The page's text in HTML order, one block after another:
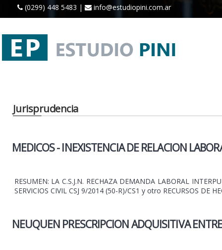
(0299) 448 5483 | info@estudiopini.com.ar
Jurisprudencia
MEDICOS - INEXISTENCIA DE RELACION
RESUMEN: LA C.S.J.N. RECHAZA DEMANDA LABORAL
SERVICIOS CIVIL CSJ 9/2014 (50-R)/CS1 y otro RECURSOS DE
NEUQUEN PRESCRIPCION ADQUISITIVA